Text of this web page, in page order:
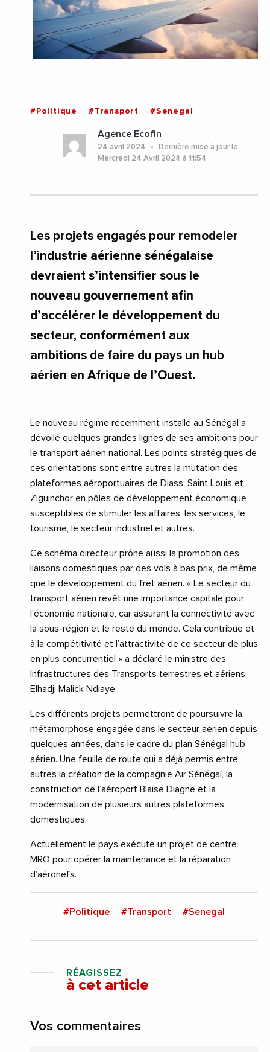
#Politique #Transport #Senegal
Agence Ecofin
24 avril 2024
Dernière mise à jour le
Mercredi 24 Avril 2024 à 11:54
Les projets engagés pour remodeler
l’industrie aérienne sénégalaise
devraient s’intensifier sous le
nouveau gouvernement afin
d’accélérer le développement du
secteur, conformément aux
ambitions de faire du pays un hub
aérien en Afrique de l’Ouest.
Le nouveau régime récemment installé au Sénégal a
dévoilé quelques grandes lignes de ses ambitions pour
le transport aérien national. Les points stratégiques de
ces orientations sont entre autres la mutation des
plateformes aéroportuaires de Diass, Saint Louis et
Ziguinchor en pôles de développement économique
susceptibles de stimuler les affaires, les services, le
tourisme, le secteur industriel et autres.
Ce schéma directeur prône aussi la promotion des
liaisons domestiques par des vols à bas prix, de même
que le développement du fret aérien. « Le secteur du
transport aérien revêt une importance capitale pour
l’économie nationale, car assurant la connectivité avec
la sous-région et le reste du monde. Cela contribue et
à la compétitivité et l’attractivité de ce secteur de plus
en plus concurrentiel » a déclaré le ministre des
Infrastructures des Transports terrestres et aériens,
Elhadji Malick Ndiaye.
Les différents projets permettront de poursuivre la
métamorphose engagée dans le secteur aérien depuis
quelques années, dans le cadre du plan Sénégal hub
aérien. Une feuille de route qui a déjà permis entre
autres la création de la compagnie Air Sénégal, la
construction de l’aéroport Blaise Diagne et la
modernisation de plusieurs autres plateformes
domestiques.
Actuellement le pays exécute un projet de centre
MRO pour opérer la maintenance et la réparation
d’aéronefs.
#Politique #Transport #Senegal
RÉAGISSEZ
à cet article
Vos commentaires